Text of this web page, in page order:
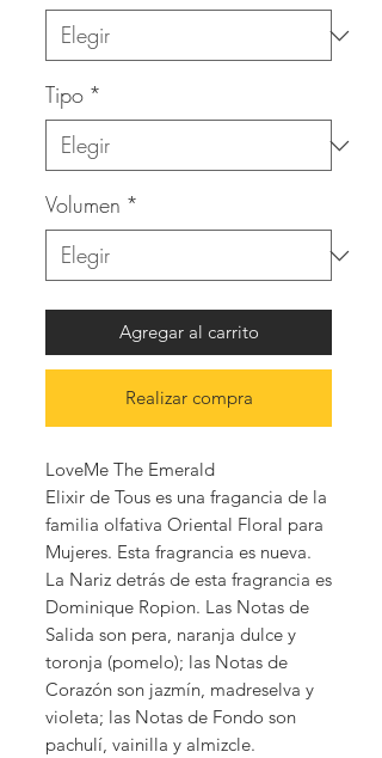
Tipo *
Volumen *
Agregar al carrito
Realizar compra
LoveMe The Emerald
Elixir de Tous es una fragancia de la
familia olfativa Oriental Floral para
Mujeres. Esta fragrancia es nueva.
La Nariz detrás de esta fragrancia es
Dominique Ropion. Las Notas de
Salida son pera, naranja dulce y
toronja (pomelo); las Notas de
Corazón son jazmín, madreselva y
violeta; las Notas de Fondo son
pachulí, vainilla y almizcle.